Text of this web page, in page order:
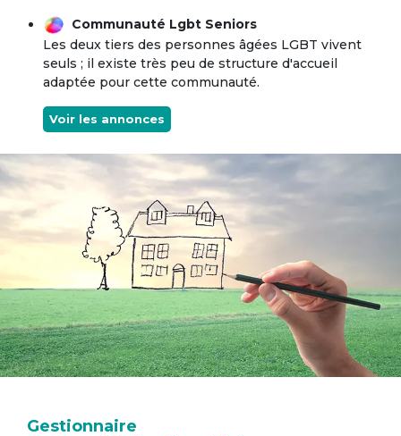
Communauté Lgbt Seniors
Les deux tiers des personnes âgées LGBT vivent
seuls ; il existe très peu de structure d'accueil
adaptée pour cette communauté.
Voir les annonces
Gestionnaire